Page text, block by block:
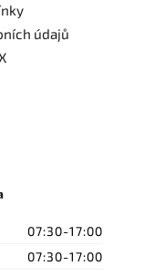
údajů
07:30-17:00
07:30-17:00